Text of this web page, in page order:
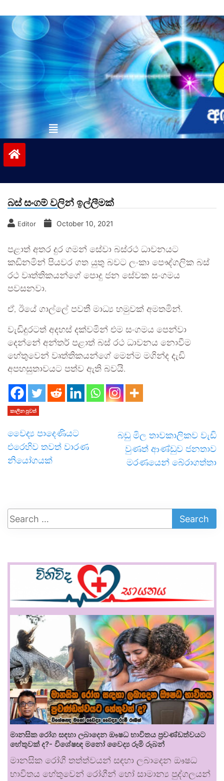
to
contentvinivida.lk
බස් සංගම් වලින් ඉල්ලීමක්
Editor October 10, 2021
පළාත් අතර දුර ගමන් සේවා බස්රථ ධාවනයට
කඩිනමින් පියවර ගත යුතු බවට ලංකා පෞද්ගලික බස්
රථ වෘත්තිකයන්ගේ පොදු ජන සේවක සංගමය
පවසනවා.
ඒ, ඊයේ ගාල්ලේ පවතී මාධ්‍ය හමුවක් අමතමින්.
වැඩිදුරටත් අදහස් දක්වමින් එම සංගමය පෙන්වා
දෙන්නේ අන්තර් පළාත් බස් රථ ධාවනය නොවීම
හේතුවෙන් වෘත්තිකයන්ගේ මෙන්ම මගින්ද දැඩි
අපහසුතාවයට පත්ව ඇති බවයි.
කාලීන පුවත්
වෛද්‍ය පාදෙණියට
එරෙහිව තවත් වාරණ
නියෝගයක්
බඩු මිල තාවකාලිකව වැඩි
වුණත් ආණ්ඩුව ජනතාව
මරණයෙන් බේරාගත්තා
මානසික රෝග සඳහා ලබාදෙන ඖෂධ භාවිතය ප්‍රචණ්ඩත්වයට
හේතුවක් ද?- විශේෂඥ මනෝ වෛද්‍ය රූමි රූබන්
මානසික රෝගී තත්ත්වයන් සඳහා ලබාදෙන ඖෂධ
භාවිතය හේතුවෙන් රෝගීන් හෝ සාමාන්‍ය පුද්ගලයන්